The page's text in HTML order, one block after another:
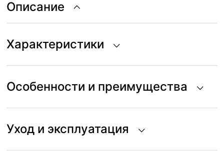
Hug
White
Black
Описание
Характеристики
Особенности и преимущества
Уход и эксплуатация